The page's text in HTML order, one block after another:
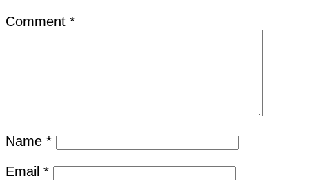
Comment *
Name *
Email *